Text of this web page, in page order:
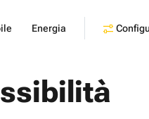
Energia